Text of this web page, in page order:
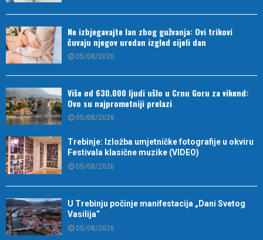
Ne izbjegavajte lan zbog gužvanja: Ovi trikovi
čuvaju njegov uredan izgled cijeli dan
05/08/2026
Više od 630.000 ljudi ušlo u Crnu Goru za vikend:
Ovo su najprometniji prelazi
05/08/2026
Trebinje: Izložba umjetničke fotografije u okviru
Festivala klasične muzike (VIDEO)
05/08/2026
U Trebinju počinje manifestacija „Dani Svetog
Vasilija“
05/08/2026